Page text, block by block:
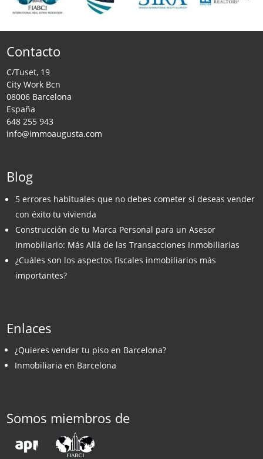
Contacto
C/Tuset, 19
City Work Bcn
08006 Barcelona
España
648 255 943
info@immoaugusta.com
Blog
5 errores habituales que no debes cometer si deseas vender
con éxito tu vivienda
Construcción de tu Marca Personal para un Asesor
Inmobiliario: Más Allá de las Transacciones Inmobiliarias
¿Cuáles son los aspectos fiscales inmobiliarios más
importantes?
Enlaces
¿Quieres vender tu piso en Barcelona?
Inmobiliaria en Barcelona
Somos miembros de